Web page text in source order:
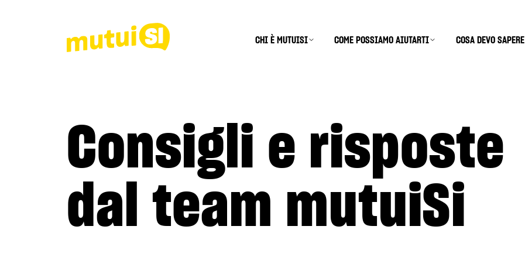
CHI È MUTUISI COME POSSIAMO AIUTARTI COSA DEVO SAPERE
Consigli e risposte
dal team mutuiSi